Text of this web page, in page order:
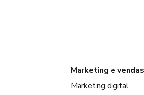
Marketing e vendas
Marketing digital